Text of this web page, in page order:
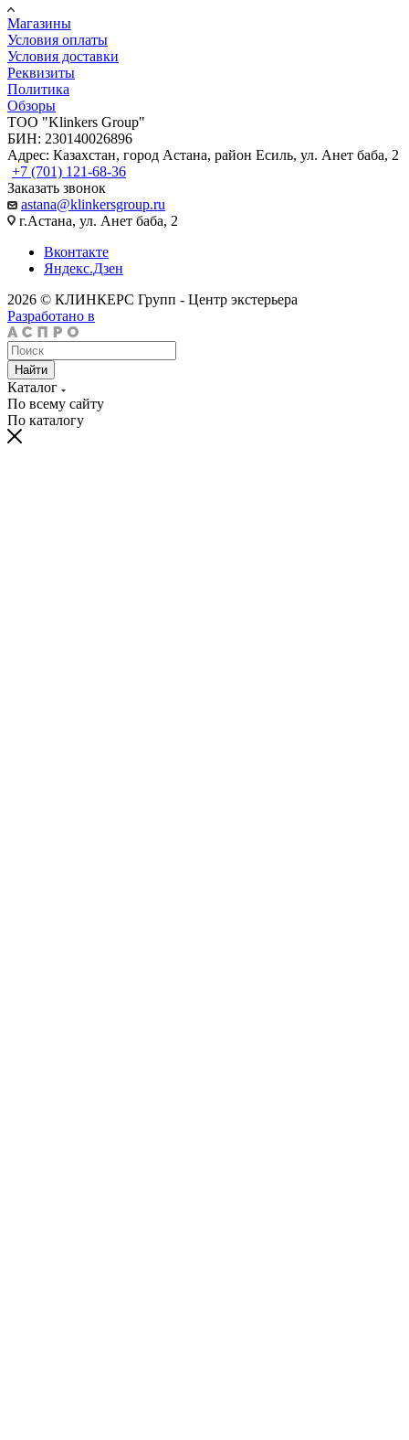
Магазины
Условия оплаты
Условия доставки
Реквизиты
Политика
Обзоры
TOO "Klinkers Group"
БИН: 230140026896
Адрес: Казахстан, город Астана, район Есиль, ул. Анет баба, 2
+7 (701) 121-68-36
Заказать звонок
astana@klinkersgroup.ru
г.Астана, ул. Анет баба, 2
Вконтакте
Яндекс.Дзен
2026 © КЛИНКЕРС Групп - Центр экстерьера
Разработано в
Найти
Каталог
По всему сайту
По каталогу